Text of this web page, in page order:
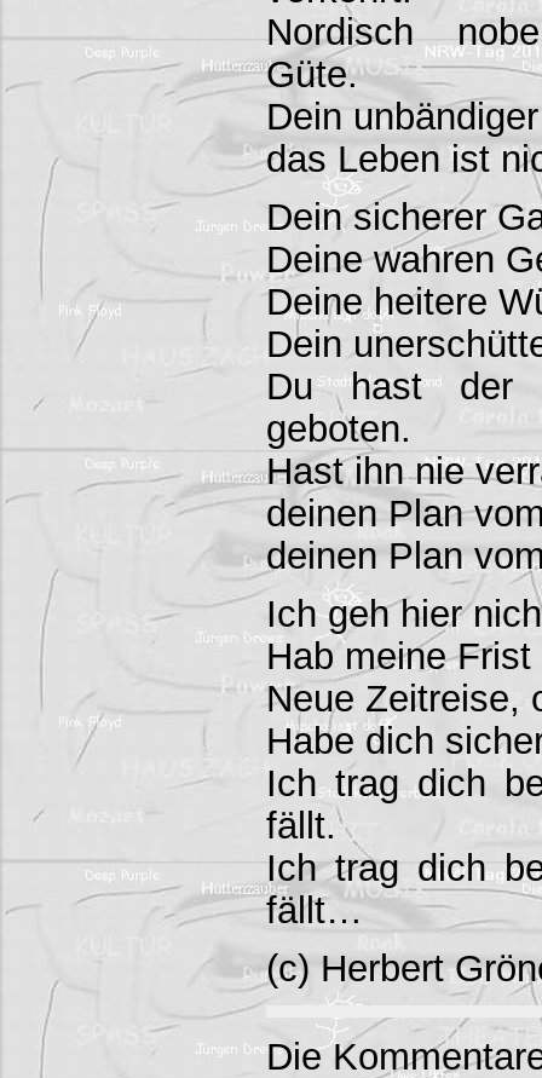
Nordisch
Güte.
Dein
das Leben ist
Dein sicherer
Deine wahren
Deine heitere
Dein
Du hast der
geboten.
Hast ihn nie
deinen Plan
deinen Plan
Ich geh hier
Hab meine
Neue Zeitreise,
Habe dich
Ich trag dich
fällt.
Ich trag dich
fällt…
(c) Herbert
Die